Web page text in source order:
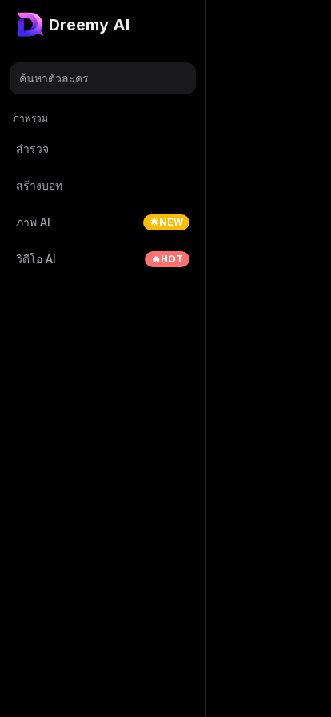
Dreemy AI
ค้นหาตัวละคร
ภาพรวม
สำรวจ
สร้างบอท
ภาพ AI 🌟NEW
วิดีโอ AI 🔥HOT